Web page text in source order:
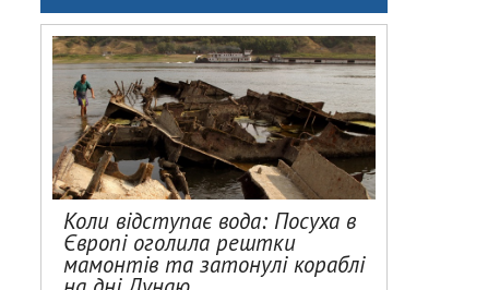
Коли відступає вода: Посуха в
Європі оголила рештки
мамонтів та затонулі кораблі